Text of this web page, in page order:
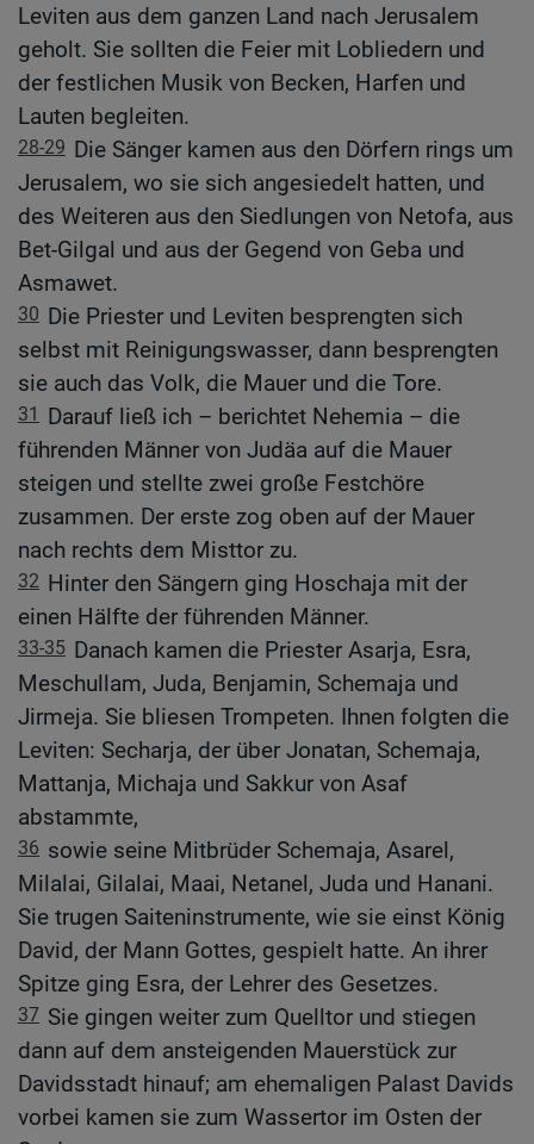
Leviten aus dem ganzen Land nach Jerusalem
geholt. Sie sollten die Feier mit Lobliedern und
der festlichen Musik von Becken, Harfen und
Lauten begleiten.
28-29 Die Sänger kamen aus den Dörfern rings um
Jerusalem, wo sie sich angesiedelt hatten, und
des Weiteren aus den Siedlungen von Netofa, aus
Bet-Gilgal und aus der Gegend von Geba und
Asmawet.
30 Die Priester und Leviten besprengten sich
selbst mit Reinigungswasser, dann besprengten
sie auch das Volk, die Mauer und die Tore.
31 Darauf ließ ich – berichtet Nehemia – die
führenden Männer von Judäa auf die Mauer
steigen und stellte zwei große Festchöre
zusammen. Der erste zog oben auf der Mauer
nach rechts dem Misttor zu.
32 Hinter den Sängern ging Hoschaja mit der
einen Hälfte der führenden Männer.
33-35 Danach kamen die Priester Asarja, Esra,
Meschullam, Juda, Benjamin, Schemaja und
Jirmeja. Sie bliesen Trompeten. Ihnen folgten die
Leviten: Secharja, der über Jonatan, Schemaja,
Mattanja, Michaja und Sakkur von Asaf
abstammte,
36 sowie seine Mitbrüder Schemaja, Asarel,
Milalai, Gilalai, Maai, Netanel, Juda und Hanani.
Sie trugen Saiteninstrumente, wie sie einst König
David, der Mann Gottes, gespielt hatte. An ihrer
Spitze ging Esra, der Lehrer des Gesetzes.
37 Sie gingen weiter zum Quelltor und stiegen
dann auf dem ansteigenden Mauerstück zur
Davidsstadt hinauf; am ehemaligen Palast Davids
vorbei kamen sie zum Wassertor im Osten der